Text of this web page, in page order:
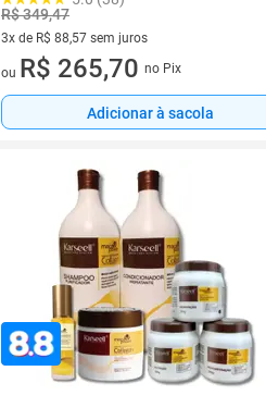
R$ 349,47
3x de R$ 88,57 sem juros
3 vez de R$ 88,57 sem juros
ou R$ 265,70 no Pix
Adicionar à sacola